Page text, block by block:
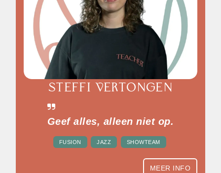
STEFFI VERTONGEN
Geef alles, alleen niet op.
FUSION JAZZ SHOWTEAM
MEER INFO